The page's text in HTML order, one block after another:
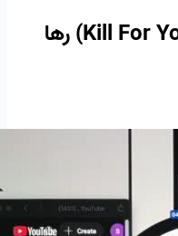
دانلود اهنگ کیل فور یو (Kill For You) رها